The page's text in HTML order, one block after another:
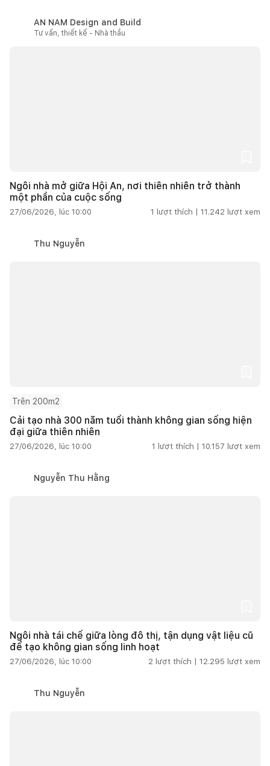
AN NAM Design and Build
Tư vấn, thiết kế - Nhà thầu
Ngôi nhà mở giữa Hội An, nơi thiên nhiên trở thành
một phần của cuộc sống
27/06/2026, lúc 10:00 1 lượt thích | 11.242 lượt xem
Thu Nguyễn
Trên 200m2
Cải tạo nhà 300 năm tuổi thành không gian sống hiện
đại giữa thiên nhiên
27/06/2026, lúc 10:00 1 lượt thích | 10.157 lượt xem
Nguyễn Thu Hằng
Ngôi nhà tái chế giữa lòng đô thị, tận dụng vật liệu cũ
để tạo không gian sống linh hoạt
27/06/2026, lúc 10:00 2 lượt thích | 12.295 lượt xem
Thu Nguyễn